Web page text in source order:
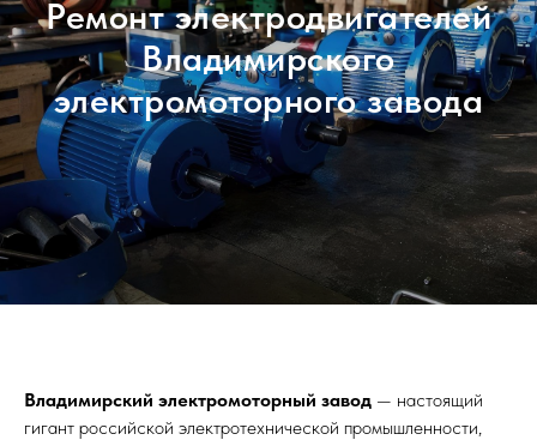
Ремонт электродвигателей
Владимирского
электромоторного завода
Владимирский электромоторный завод — настоящий
гигант российской электротехнической промышленности,